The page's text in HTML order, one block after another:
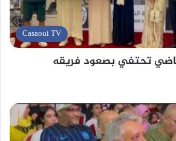
Casaoui TV
تحتفي بصعود فريقه